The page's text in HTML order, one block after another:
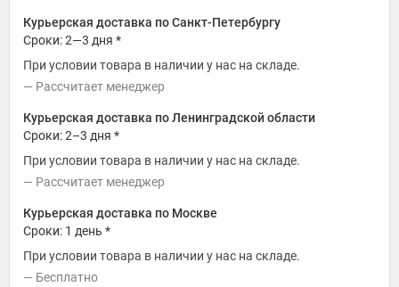
Курьерская доставка по Санкт-Петербургу
Сроки: 2—3 дня *
При условии товара в наличии у нас на складе.
Рассчитает менеджер
Курьерская доставка по Ленинградской области
Сроки: 2–3 дня *
При условии товара в наличии у нас на складе.
Рассчитает менеджер
Курьерская доставка по Москве
Сроки: 1 день *
При условии товара в наличии у нас на складе.
Бесплатно